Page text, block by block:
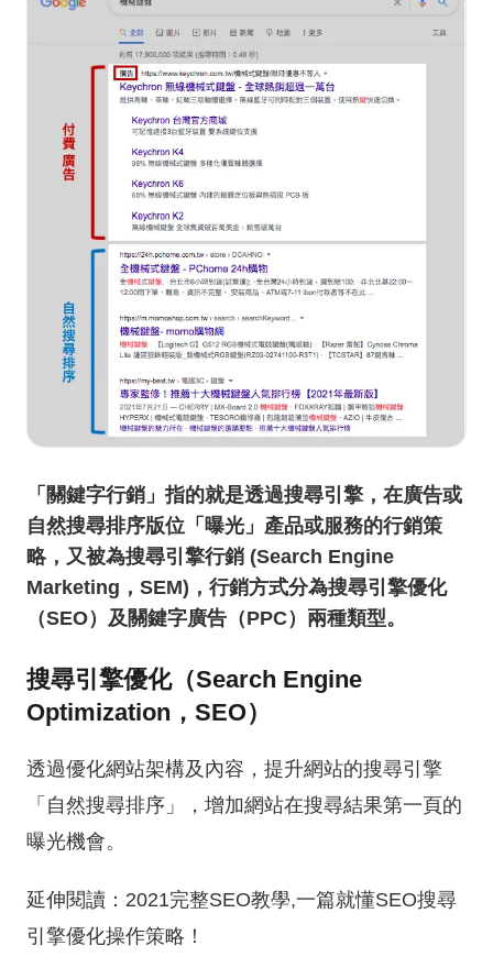
「關鍵字行銷」指的就是透過搜尋引擎，在廣告或
自然搜尋排序版位「曝光」產品或服務的行銷策
略，又被為搜尋引擎行銷 (Search Engine
Marketing，SEM)，行銷方式分為搜尋引擎優化
（SEO）及關鍵字廣告（PPC）兩種類型。
搜尋引擎優化（Search Engine
Optimization，SEO）
透過優化網站架構及內容，提升網站的搜尋引擎
「自然搜尋排序」，增加網站在搜尋結果第一頁的
曝光機會。
延伸閱讀： 2021完整SEO教學,一篇就懂SEO搜尋
引擎優化操作策略！